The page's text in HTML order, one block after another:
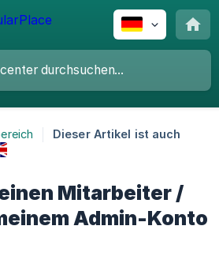
Dieser Artikel ist auch
Mitarbeiter /
Admin-Konto